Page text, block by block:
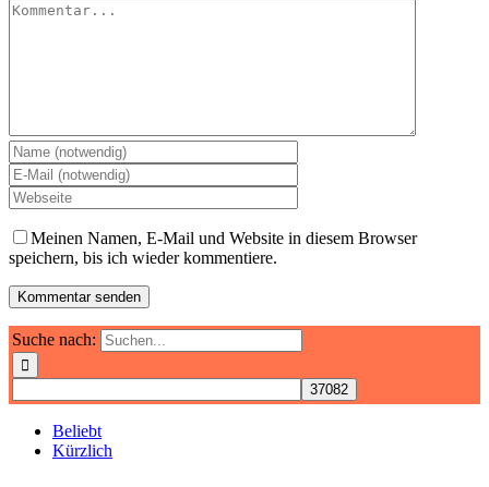
Meinen Namen, E-Mail und Website in diesem Browser
speichern, bis ich wieder kommentiere.
Suche nach:
Beliebt
Kürzlich